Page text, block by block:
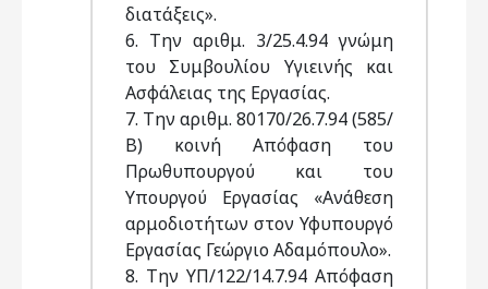
διατάξεις».
6. Την αριθμ. 3/25.4.94 γνώμη
του Συμβουλίου Υγιεινής και
Ασφάλειας της Εργασίας.
7. Την αριθμ. 80170/26.7.94 (585/
Β) κοινή Απόφαση του
Πρωθυπουργού και του
Υπουργού Εργασίας «Ανάθεση
αρμοδιοτήτων στον Υφυπουργό
Εργασίας Γεώργιο Αδαμόπουλο».
8. Την ΥΠ/122/14.7.94 Απόφαση